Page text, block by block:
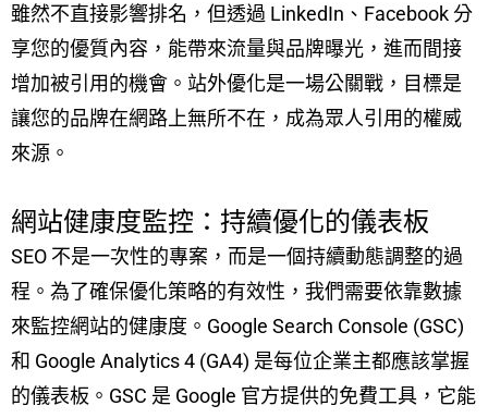
雖然不直接影響排名，但透過 LinkedIn、Facebook 分
享您的優質內容，能帶來流量與品牌曝光，進而間接
增加被引用的機會。站外優化是一場公關戰，目標是
讓您的品牌在網路上無所不在，成為眾人引用的權威
來源。
網站健康度監控：持續優化的儀表板
SEO 不是一次性的專案，而是一個持續動態調整的過
程。為了確保優化策略的有效性，我們需要依靠數據
來監控網站的健康度。Google Search Console (GSC)
和 Google Analytics 4 (GA4) 是每位企業主都應該掌握
的儀表板。GSC 是 Google 官方提供的免費工具，它能